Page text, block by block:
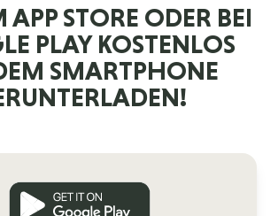
APP STORE ODER BEI
PLAY KOSTENLOS
SMARTPHONE